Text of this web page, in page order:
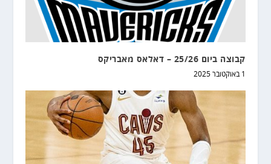
קבוצה ביום 25/26 – דאלאס מאבריקס
1 באוקטובר 2025